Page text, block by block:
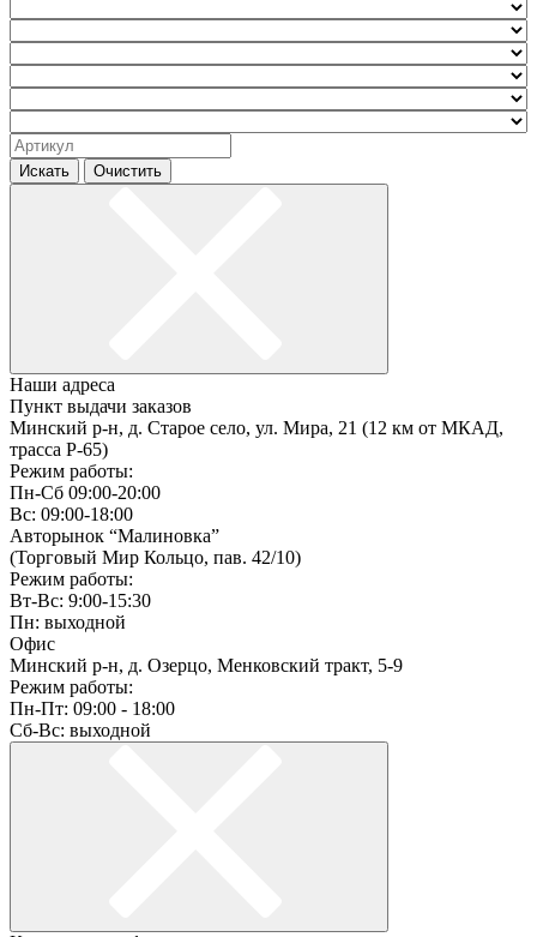
Искать Очистить
Наши адреса
Пункт выдачи заказов
Минский р-н, д. Старое село, ул. Мира, 21 (12 км от МКАД,
трасса P-65)
Режим работы:
Пн-Сб 09:00-20:00
Вс: 09:00-18:00
Авторынок “Малиновка”
(Торговый Мир Кольцо, пав. 42/10)
Режим работы:
Вт-Вс: 9:00-15:30
Пн: выходной
Офис
Минский р-н, д. Озерцо, Менковский тракт, 5-9
Режим работы:
Пн-Пт: 09:00 - 18:00
Сб-Вс: выходной